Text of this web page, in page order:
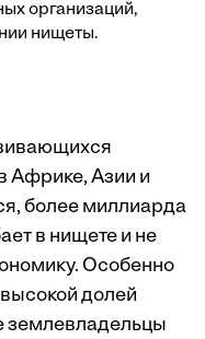
организаций,
нищеты.
Африке, Азии и
более миллиарда
в нищете и не
Особенно
долей
землевладельцы